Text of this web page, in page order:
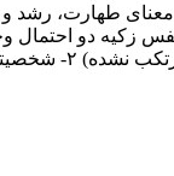
طهارت، رشد و
شخصی که گناهی